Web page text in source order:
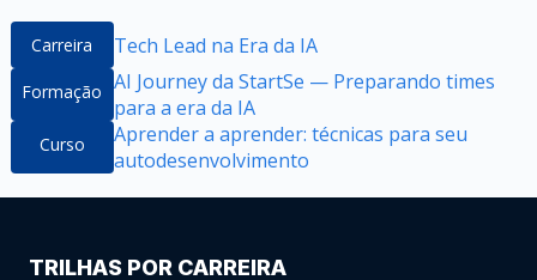
Carreira Tech Lead na Era da IA
Formação AI Journey da StartSe — Preparando times
para a era da IA
Curso
Aprender a aprender: técnicas para seu
autodesenvolvimento
TRILHAS POR CARREIRA